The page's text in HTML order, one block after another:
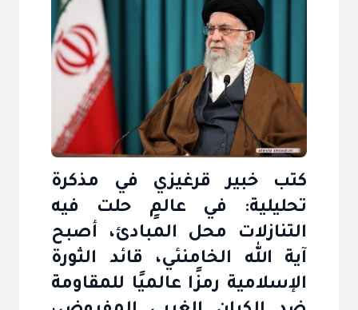
كتب خبير قرغيزي في مذكرة
تحليلية: في عالمٍ حلت فيه
التنازلات محل المبادئ، أصبح
آية الله الخامنئي، قائد الثورة
الإسلامية رمزًا عالميًا للمقاومة